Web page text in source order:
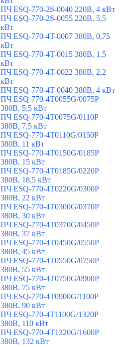
ПЧ ESQ-770-2S-0040 220В, 4 кВт
ПЧ ESQ-770-2S-0055 220В, 5,5
кВт
ПЧ ESQ-770-4T-0007 380В, 0,75
кВт
ПЧ ESQ-770-4T-0015 380В, 1,5
кВт
ПЧ ESQ-770-4T-0022 380В, 2,2
кВт
ПЧ ESQ-770-4T-0040 380В, 4 кВт
ПЧ ESQ-770-4T0055G/0075P
380В, 5,5 кВт
ПЧ ESQ-770-4T0075G/0110P
380В, 7,5 кВт
ПЧ ESQ-770-4T0110G/0150P
380В, 11 кВт
ПЧ ESQ-770-4T0150G/0185P
380В, 15 кВт
ПЧ ESQ-770-4T0185G/0220P
380В, 18,5 кВт
ПЧ ESQ-770-4T0220G/0300P
380В, 22 кВт
ПЧ ESQ-770-4T0300G/0370P
380В, 30 кВт
ПЧ ESQ-770-4T0370G/0450P
380В, 37 кВт
ПЧ ESQ-770-4T0450G/0550P
380В, 45 кВт
ПЧ ESQ-770-4T0550G/0750P
380В, 55 кВт
ПЧ ESQ-770-4T0750G/0900P
380В, 75 кВт
ПЧ ESQ-770-4T0900G/1100P
380В, 90 кВт
ПЧ ESQ-770-4T1100G/1320P
380В, 110 кВт
ПЧ ESQ-770-4T1320G/1600P
380В, 132 кВт